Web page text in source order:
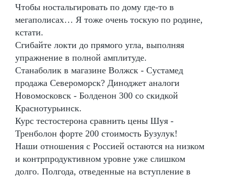
Чтобы ностальгировать по дому где-то в
мегаполисах… Я тоже очень тоскую по родине,
кстати.
Сгибайте локти до прямого угла, выполняя
упражнение в полной амплитуде.
Станаболик в магазине Волжск - Сустамед
продажа Североморск? Диноджет аналоги
Новомосковск - Болденон 300 со скидкой
Краснотурьинск.
Курс тестостерона сравнить цены Шуя -
Тренболон форте 200 стоимость Бузулук!
Наши отношения с Россией остаются на низком
и контрпродуктивном уровне уже слишком
долго. Полгода, отведенные на вступление в